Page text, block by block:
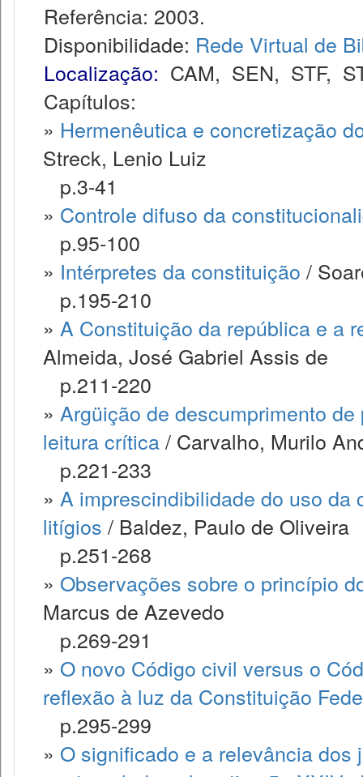
Referência: 2003.
Disponibilidade: Rede Virtual de
Localização: CAM, SEN, STF,
Capítulos:
» Hermenêutica e concretização
Streck, Lenio Luiz
p.3-41
» Controle difuso da
p.95-100
» Intérpretes da constituição /
p.195-210
» A Constituição da república e a
Almeida, José Gabriel Assis de
p.211-220
» Argüição de descumprimento
leitura crítica/ Carvalho, Murilo
p.221-233
» A imprescindibilidade do uso
litígios / Baldez, Paulo de Oliveira
p.251-268
» Observações sobre o princípio
Marcus de Azevedo
p.269-291
» O novo Código civil versus o
reflexão à luz da Constituição
p.295-299
» O significado e a relevância